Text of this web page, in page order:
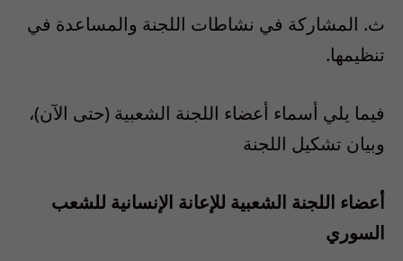
ث‌. المشاركة في نشاطات اللجنة والمساعدة في
تنظيمها.
فيما يلي أسماء أعضاء اللجنة الشعبية (حتى الآن)،
وبيان تشكيل اللجنة
أعضاء اللجنة الشعبية للإعانة الإنسانية للشعب
السوري